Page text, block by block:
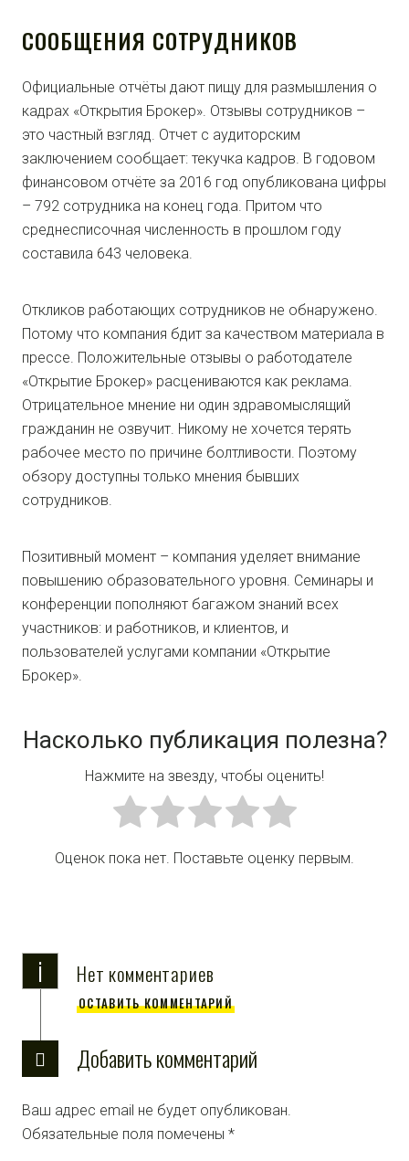
СООБЩЕНИЯ СОТРУДНИКОВ
Официальные отчёты дают пищу для размышления о
кадрах «Открытия Брокер». Отзывы сотрудников –
это частный взгляд. Отчет с аудиторским
заключением сообщает: текучка кадров. В годовом
финансовом отчёте за 2016 год опубликована цифры
– 792 сотрудника на конец года. Притом что
среднесписочная численность в прошлом году
составила 643 человека.
Откликов работающих сотрудников не обнаружено.
Потому что компания бдит за качеством материала в
прессе. Положительные отзывы о работодателе
«Открытие Брокер» расцениваются как реклама.
Отрицательное мнение ни один здравомыслящий
гражданин не озвучит. Никому не хочется терять
рабочее место по причине болтливости. Поэтому
обзору доступны только мнения бывших
сотрудников.
Позитивный момент – компания уделяет внимание
повышению образовательного уровня. Семинары и
конференции пополняют багажом знаний всех
участников: и работников, и клиентов, и
пользователей услугами компании «Открытие
Брокер».
Насколько публикация полезна?
Нажмите на звезду, чтобы оценить!
Оценок пока нет. Поставьте оценку первым.
i Нет комментариев
ОСТАВИТЬ КОММЕНТАРИЙ
Добавить комментарий
Ваш адрес email не будет опубликован.
Обязательные поля помечены *